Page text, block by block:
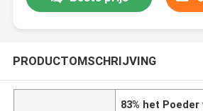
PRODUCTOMSCHRIJVING
83% het